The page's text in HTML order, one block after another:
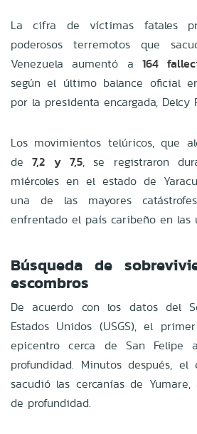
La cifra de víctimas fatales
poderosos terremotos que
Venezuela aumentó a 164
según el último balance oficial
por la presidenta encargada, Delcy
Los movimientos telúricos, que
de7,2 y 7,5, se registraron
miércoles en el estado de
una de las mayores
enfrentado el país caribeño en las
Búsqueda de
escombros
De acuerdo con los datos del
Estados Unidos (USGS), el
epicentro cerca de San Felipe
profundidad. Minutos después, el
sacudió las cercanías de
de profundidad.